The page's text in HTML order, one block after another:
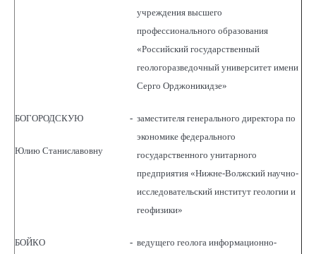
учреждения высшего
профессионального образования
«Российский государственный
геологоразведочный университет имени
Серго Орджоникидзе»
БОГОРОДСКУЮ
Юлию Станиславовну
- заместителя генерального директора по
экономике федерального
государственного унитарного
предприятия «Нижне-Волжский научно-
исследовательский институт геологии и
геофизики»
БОЙКО - ведущего геолога информационно-